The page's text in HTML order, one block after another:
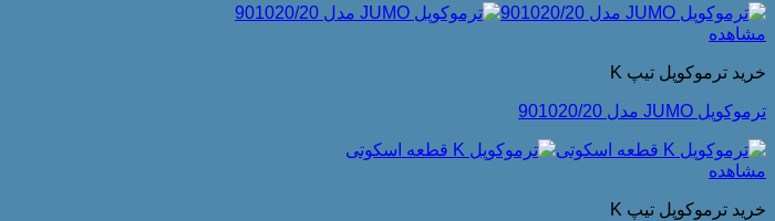
مشاهده
خرید ترموکوپل تیپ K
ترموکوپل JUMO مدل 901020/20
مشاهده
خرید ترموکوپل تیپ K